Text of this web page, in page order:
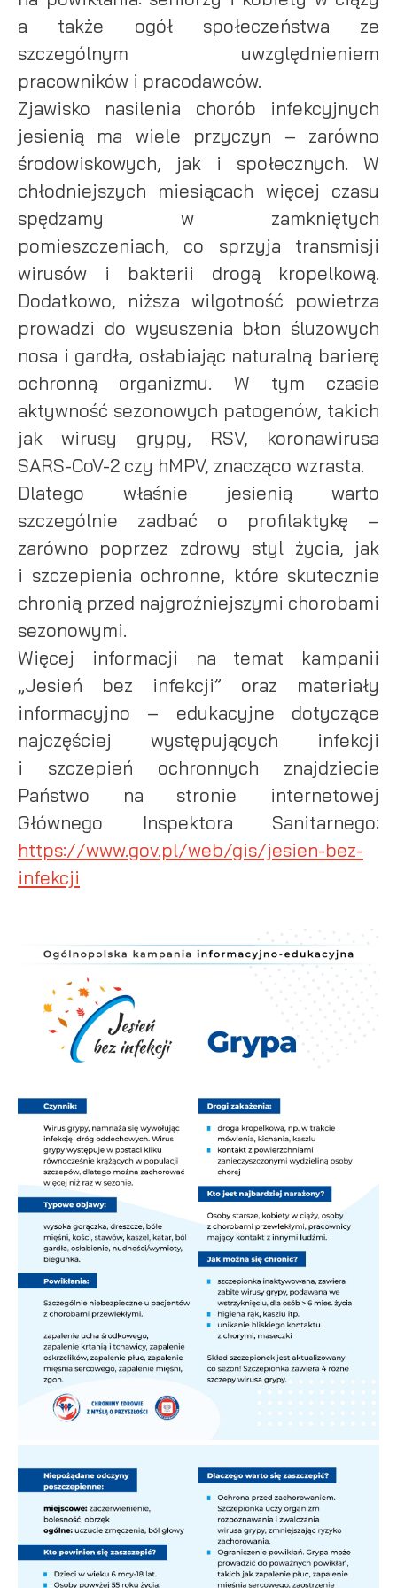
a także ogół społeczeństwa ze
szczególnym uwzględnieniem
pracowników i pracodawców.
Zjawisko nasilenia chorób infekcyjnych
jesienią ma wiele przyczyn – zarówno
środowiskowych, jak i społecznych. W
chłodniejszych miesiącach więcej czasu
spędzamy w zamkniętych
pomieszczeniach, co sprzyja transmisji
wirusów i bakterii drogą kropelkową.
Dodatkowo, niższa wilgotność powietrza
prowadzi do wysuszenia błon śluzowych
nosa i gardła, osłabiając naturalną barierę
ochronną organizmu. W tym czasie
aktywność sezonowych patogenów, takich
jak wirusy grypy, RSV, koronawirusa
SARS-CoV-2 czy hMPV, znacząco wzrasta.
Dlatego właśnie jesienią warto
szczególnie zadbać o profilaktykę –
zarówno poprzez zdrowy styl życia, jak
i szczepienia ochronne, które skutecznie
chronią przed najgroźniejszymi chorobami
sezonowymi.
Więcej informacji na temat kampanii
„Jesień bez infekcji” oraz materiały
informacyjno – edukacyjne dotyczące
najczęściej występujących infekcji
i szczepień ochronnych znajdziecie
Państwo na stronie internetowej
Głównego Inspektora Sanitarnego:
https://www.gov.pl/web/gis/jesien-bez-
infekcji
cookies gwarantuje dostępność wszystkich funkcjonalności.
partnerów.
Promocyjne pliki cookies służą do prezentowania Ci naszych
komunikatów na podstawie analizy Twoich upodobań oraz
Twoich zwyczajów dotyczących przeglądanej witryny
internetowej. Treści promocyjne mogą pojawić się na stronach
podmiotów trzecich lub firm będących naszymi partnerami
oraz innych dostawców usług. Firmy te działają w charakterze
pośredników prezentujących nasze treści w postaci
wiadomości, ofert, komunikatów mediów społecznościowych.